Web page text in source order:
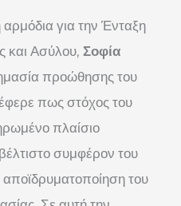
αρμόδια για την Ένταξη
και Ασύλου, Σοφία
προώθησης του
πως στόχος του
πλαίσιο
συμφέρον του
του